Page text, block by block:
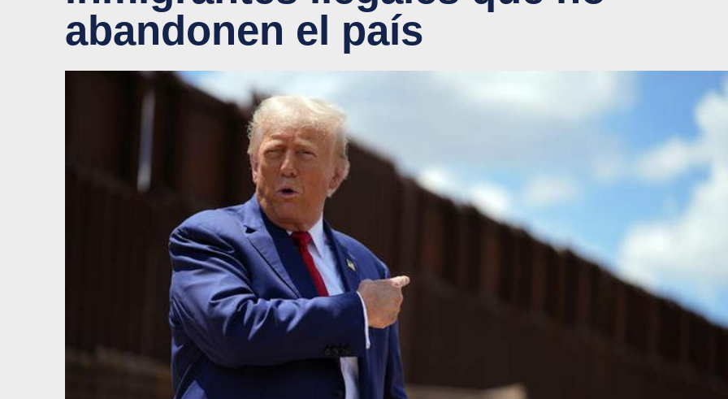
abandonen el país